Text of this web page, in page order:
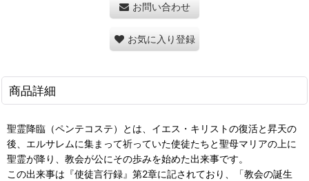
お問い合わせ
お気に入り登録
商品詳細
聖霊降臨（ペンテコステ）とは、イエス・キリストの復活と昇天の
後、エルサレムに集まって祈っていた使徒たちと聖母マリアの上に
聖霊が降り、教会が公にその歩みを始めた出来事です。
この出来事は『使徒言行録』第2章に記されており、「教会の誕生